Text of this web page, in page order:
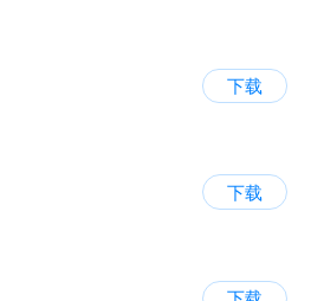
下载
下载